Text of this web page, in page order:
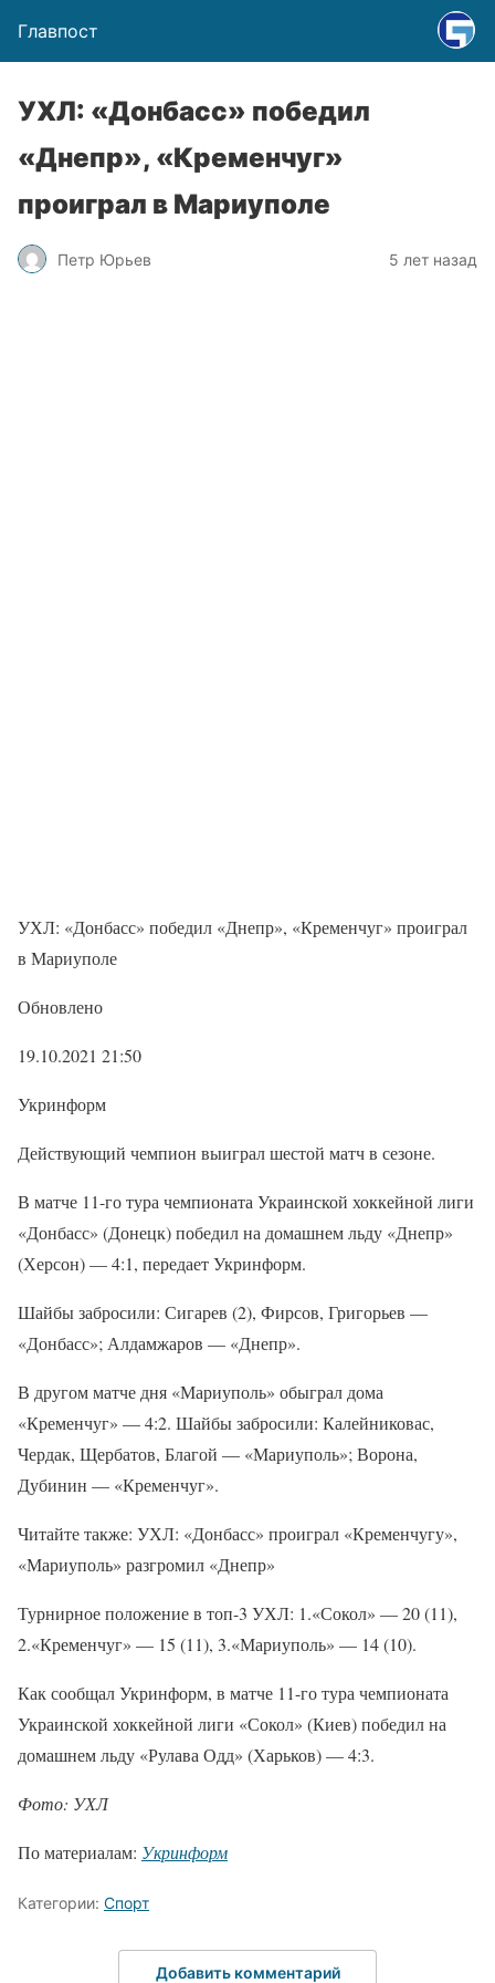
Главпост
УХЛ: «Донбасс» победил
«Днепр», «Кременчуг»
проиграл в Мариуполе
Петр Юрьев 5 лет назад
УХЛ: «Донбасс» победил «Днепр», «Кременчуг» проиграл
в Мариуполе
Обновлено
19.10.2021 21:50
Укринформ
Действующий чемпион выиграл шестой матч в сезоне.
В матче 11-го тура чемпионата Украинской хоккейной лиги
«Донбасс» (Донецк) победил на домашнем льду «Днепр»
(Херсон) — 4:1, передает Укринформ.
Шайбы забросили: Сигарев (2), Фирсов, Григорьев —
«Донбасс»; Алдамжаров — «Днепр».
В другом матче дня «Мариуполь» обыграл дома
«Кременчуг» — 4:2. Шайбы забросили: Калейниковас,
Чердак, Щербатов, Благой — «Мариуполь»; Ворона,
Дубинин — «Кременчуг».
Читайте также: УХЛ: «Донбасс» проиграл «Кременчугу»,
«Мариуполь» разгромил «Днепр»
Турнирное положение в топ-3 УХЛ: 1.«Сокол» — 20 (11),
2.«Кременчуг» — 15 (11), 3.«Мариуполь» — 14 (10).
Как сообщал Укринформ, в матче 11-го тура чемпионата
Украинской хоккейной лиги «Сокол» (Киев) победил на
домашнем льду «Рулава Одд» (Харьков) — 4:3.
Фото: УХЛ
По материалам: Укринформ
Категории: Спорт
Добавить комментарий